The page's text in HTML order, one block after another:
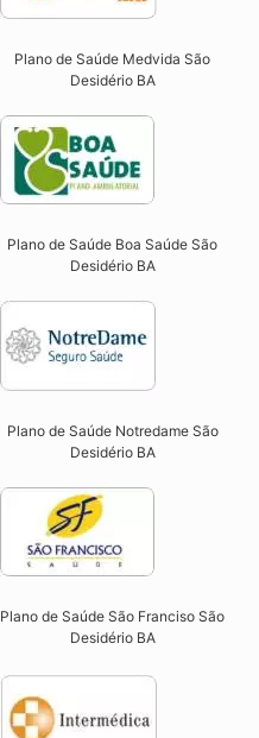
Plano de Saúde Medvida São
Desidério BA
Plano de Saúde Boa Saúde São
Desidério BA​
Plano de Saúde Notredame São
Desidério BA​
Plano de Saúde São Franciso São
Desidério BA​